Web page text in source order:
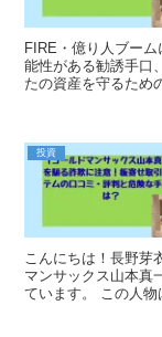
FIRE・億り人ブー
能性がある勧誘手口
たの資産を守るため
投資
こんにちは！長野芽
マンサックス山本真
ています。 この人